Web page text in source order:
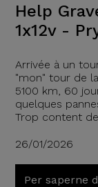
Help
1x12v -
Arrivée à un
"mon" tour de
5100 km, 60
quelques
Trop content
26/01/2026
Per saperne